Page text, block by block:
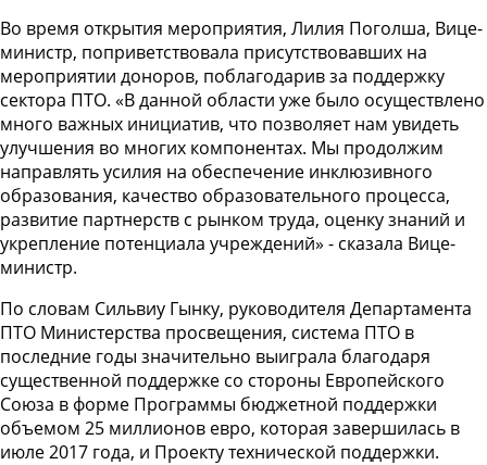
Во время открытия мероприятия, Лилия Поголша, Вице-
министр, поприветствовала присутствовавших на
мероприятии доноров, поблагодарив за поддержку
сектора ПТО. «В данной области уже было осуществлено
много важных инициатив, что позволяет нам увидеть
улучшения во многих компонентах. Мы продолжим
направлять усилия на обеспечение инклюзивного
образования, качество образовательного процесса,
развитие партнерств с рынком труда, оценку знаний и
укрепление потенциала учреждений» - сказала Вице-
министр.
По словам Сильвиу Гынку, руководителя Департамента
ПТО Министерства просвещения, система ПТО в
последние годы значительно выиграла благодаря
существенной поддержке со стороны Европейского
Союза в форме Программы бюджетной поддержки
объемом 25 миллионов евро, которая завершилась в
июле 2017 года, и Проекту технической поддержки.